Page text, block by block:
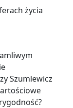
życia
Szumlewicz